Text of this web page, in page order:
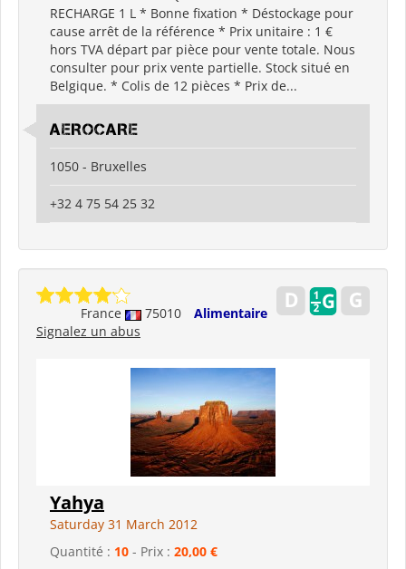
RECHARGE 1 L * Bonne fixation * Déstockage pour
cause arrêt de la référence * Prix unitaire : 1 €
hors TVA départ par pièce pour vente totale. Nous
consulter pour prix vente partielle. Stock situé en
Belgique. * Colis de 12 pièces * Prix de...
AEROCARE
1050 - Bruxelles
+32 4 75 54 25 32
France 75010
Alimentaire
Signalez un abus
Yahya
Saturday 31 March 2012
Quantité : 10 - Prix : 20,00 €